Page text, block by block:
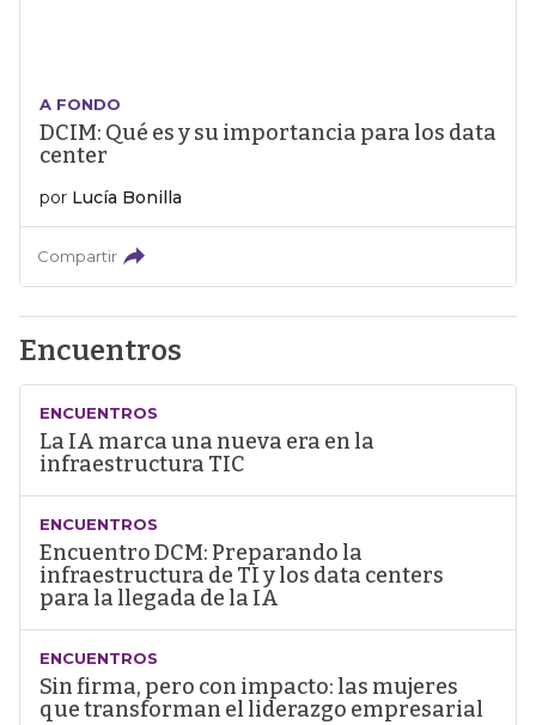
A FONDO
DCIM: Qué es y su importancia para los data
center
por Lucía Bonilla
Compartir
Encuentros
ENCUENTROS
La IA marca una nueva era en la
infraestructura TIC
ENCUENTROS
Encuentro DCM: Preparando la
infraestructura de TI y los data centers
para la llegada de la IA
ENCUENTROS
Sin firma, pero con impacto: las mujeres
que transforman el liderazgo empresarial